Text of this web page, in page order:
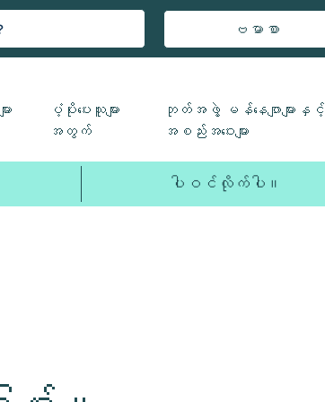
ဗမာစာ
ပံ့ပိုးပေးသူများ
အတွက်
ဘုတ်အဖွဲ့ မန်နေဂျာများနှင့်
အစည်းအဝေးများ
ပါဝင်လိုက်ပါ။